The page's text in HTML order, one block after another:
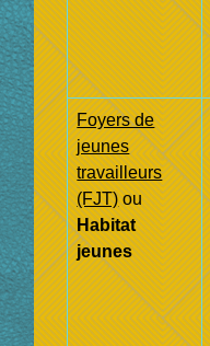
Foyers de
jeunes
travailleurs
(FJT)ou
Habitat
jeunes